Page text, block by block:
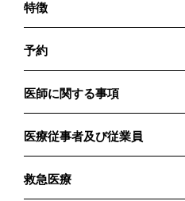
特徴
予約
医師に関する事項
医療従事者及び従業員
救急医療